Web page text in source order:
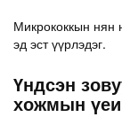
Микрококкын нян
эд эст үүрлэдэг.
Үндсэн
хожмын